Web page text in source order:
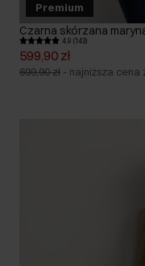
Premium
Czarna skórzana
4.9 (143)
599,90 zł
699,90 zł - najniższa cena